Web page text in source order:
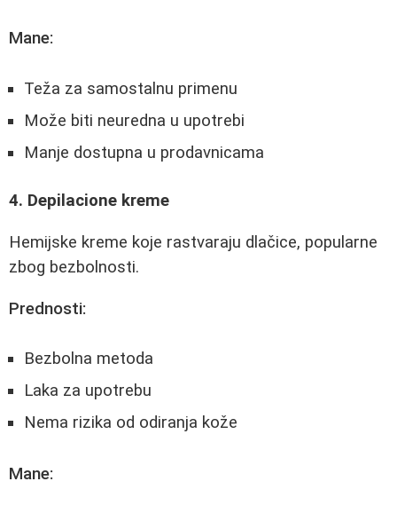
Mane:
Teža za samostalnu primenu
Može biti neuredna u upotrebi
Manje dostupna u prodavnicama
4. Depilacione kreme
Hemijske kreme koje rastvaraju dlačice, popularne
zbog bezbolnosti.
Prednosti:
Bezbolna metoda
Laka za upotrebu
Nema rizika od odiranja kože
Mane: